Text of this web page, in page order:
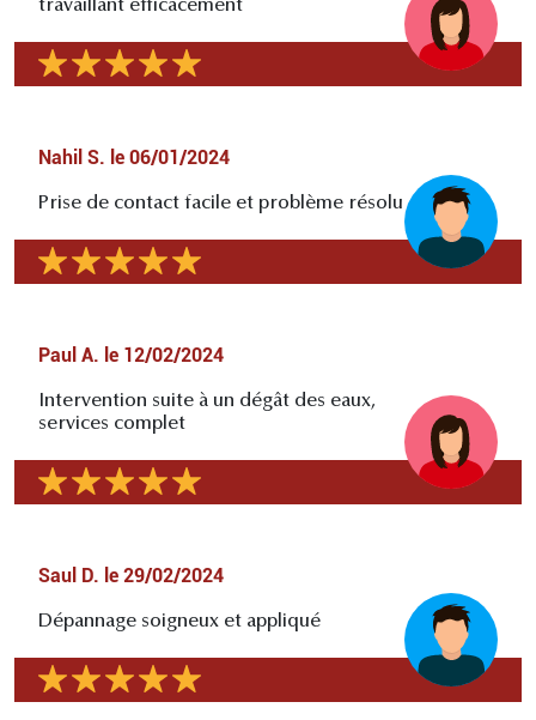
travaillant efficacement
Nahil S. le 06/01/2024
Prise de contact facile et problème résolu
Paul A. le 12/02/2024
Intervention suite à un dégât des eaux,
services complet
Saul D. le 29/02/2024
Dépannage soigneux et appliqué